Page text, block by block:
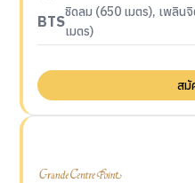
BTS
ชิดลม (650 เมตร), เพลิน
เมตร)
สมั